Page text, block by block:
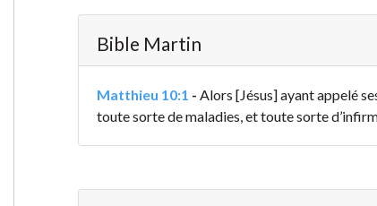
Bible Martin
Matthieu 10:1 - Alors [Jésus] ayant appelé
toute sorte de maladies, et toute sorte